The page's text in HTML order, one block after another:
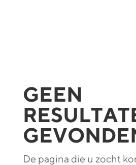
GEEN
De pagina die u zocht